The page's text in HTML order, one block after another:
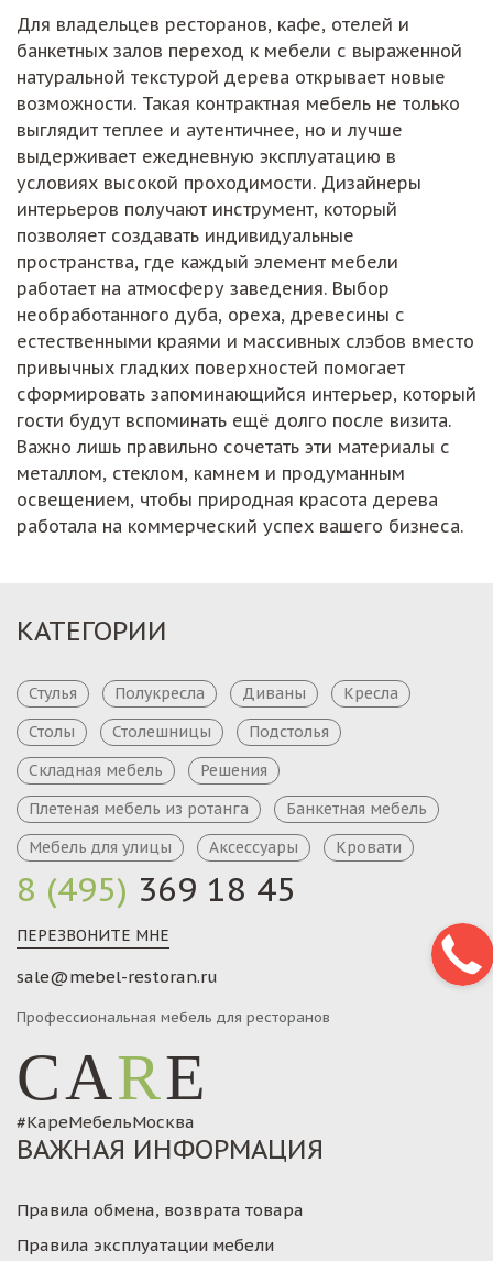
Для владельцев ресторанов, кафе, отелей и
банкетных залов переход к мебели с выраженной
натуральной текстурой дерева открывает новые
возможности. Такая контрактная мебель не только
выглядит теплее и аутентичнее, но и лучше
выдерживает ежедневную эксплуатацию в
условиях высокой проходимости. Дизайнеры
интерьеров получают инструмент, который
позволяет создавать индивидуальные
пространства, где каждый элемент мебели
работает на атмосферу заведения. Выбор
необработанного дуба, ореха, древесины с
естественными краями и массивных слэбов вместо
привычных гладких поверхностей помогает
сформировать запоминающийся интерьер, который
гости будут вспоминать ещё долго после визита.
Важно лишь правильно сочетать эти материалы с
металлом, стеклом, камнем и продуманным
освещением, чтобы природная красота дерева
работала на коммерческий успех вашего бизнеса.
8 (495)369 18 45
CARE
КАТЕГОРИИ
Стулья Полукресла Диваны
Кресла
Столы
Столешницы
Подстолья
Складная мебель
Решения
Плетеная мебель из ротанга
Банкетная мебель
Мебель для улицы
Аксессуары Кровати
ВАЖНАЯ ИНФОРМАЦИЯ